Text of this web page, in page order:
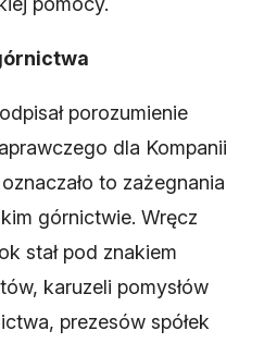
porozumienie
dla Kompanii
to zażegnania
górnictwie. Wręcz
stał pod znakiem
karuzeli pomysłów
prezesów spółek